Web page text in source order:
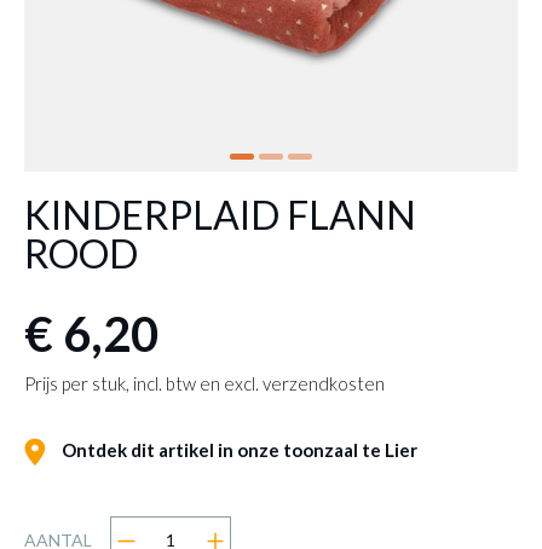
KINDERPLAID FLANN
ROOD
€ 6,20
Prijs per stuk, incl. btw en excl. verzendkosten
Ontdek dit artikel in onze toonzaal te Lier
AANTAL